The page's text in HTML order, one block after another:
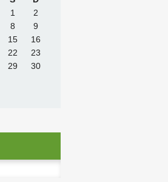
1
2
8
9
15
16
22
23
29
30